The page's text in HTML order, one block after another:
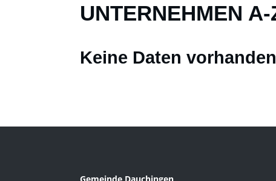
UNTERNEHMEN A-
Keine Daten vorhanden